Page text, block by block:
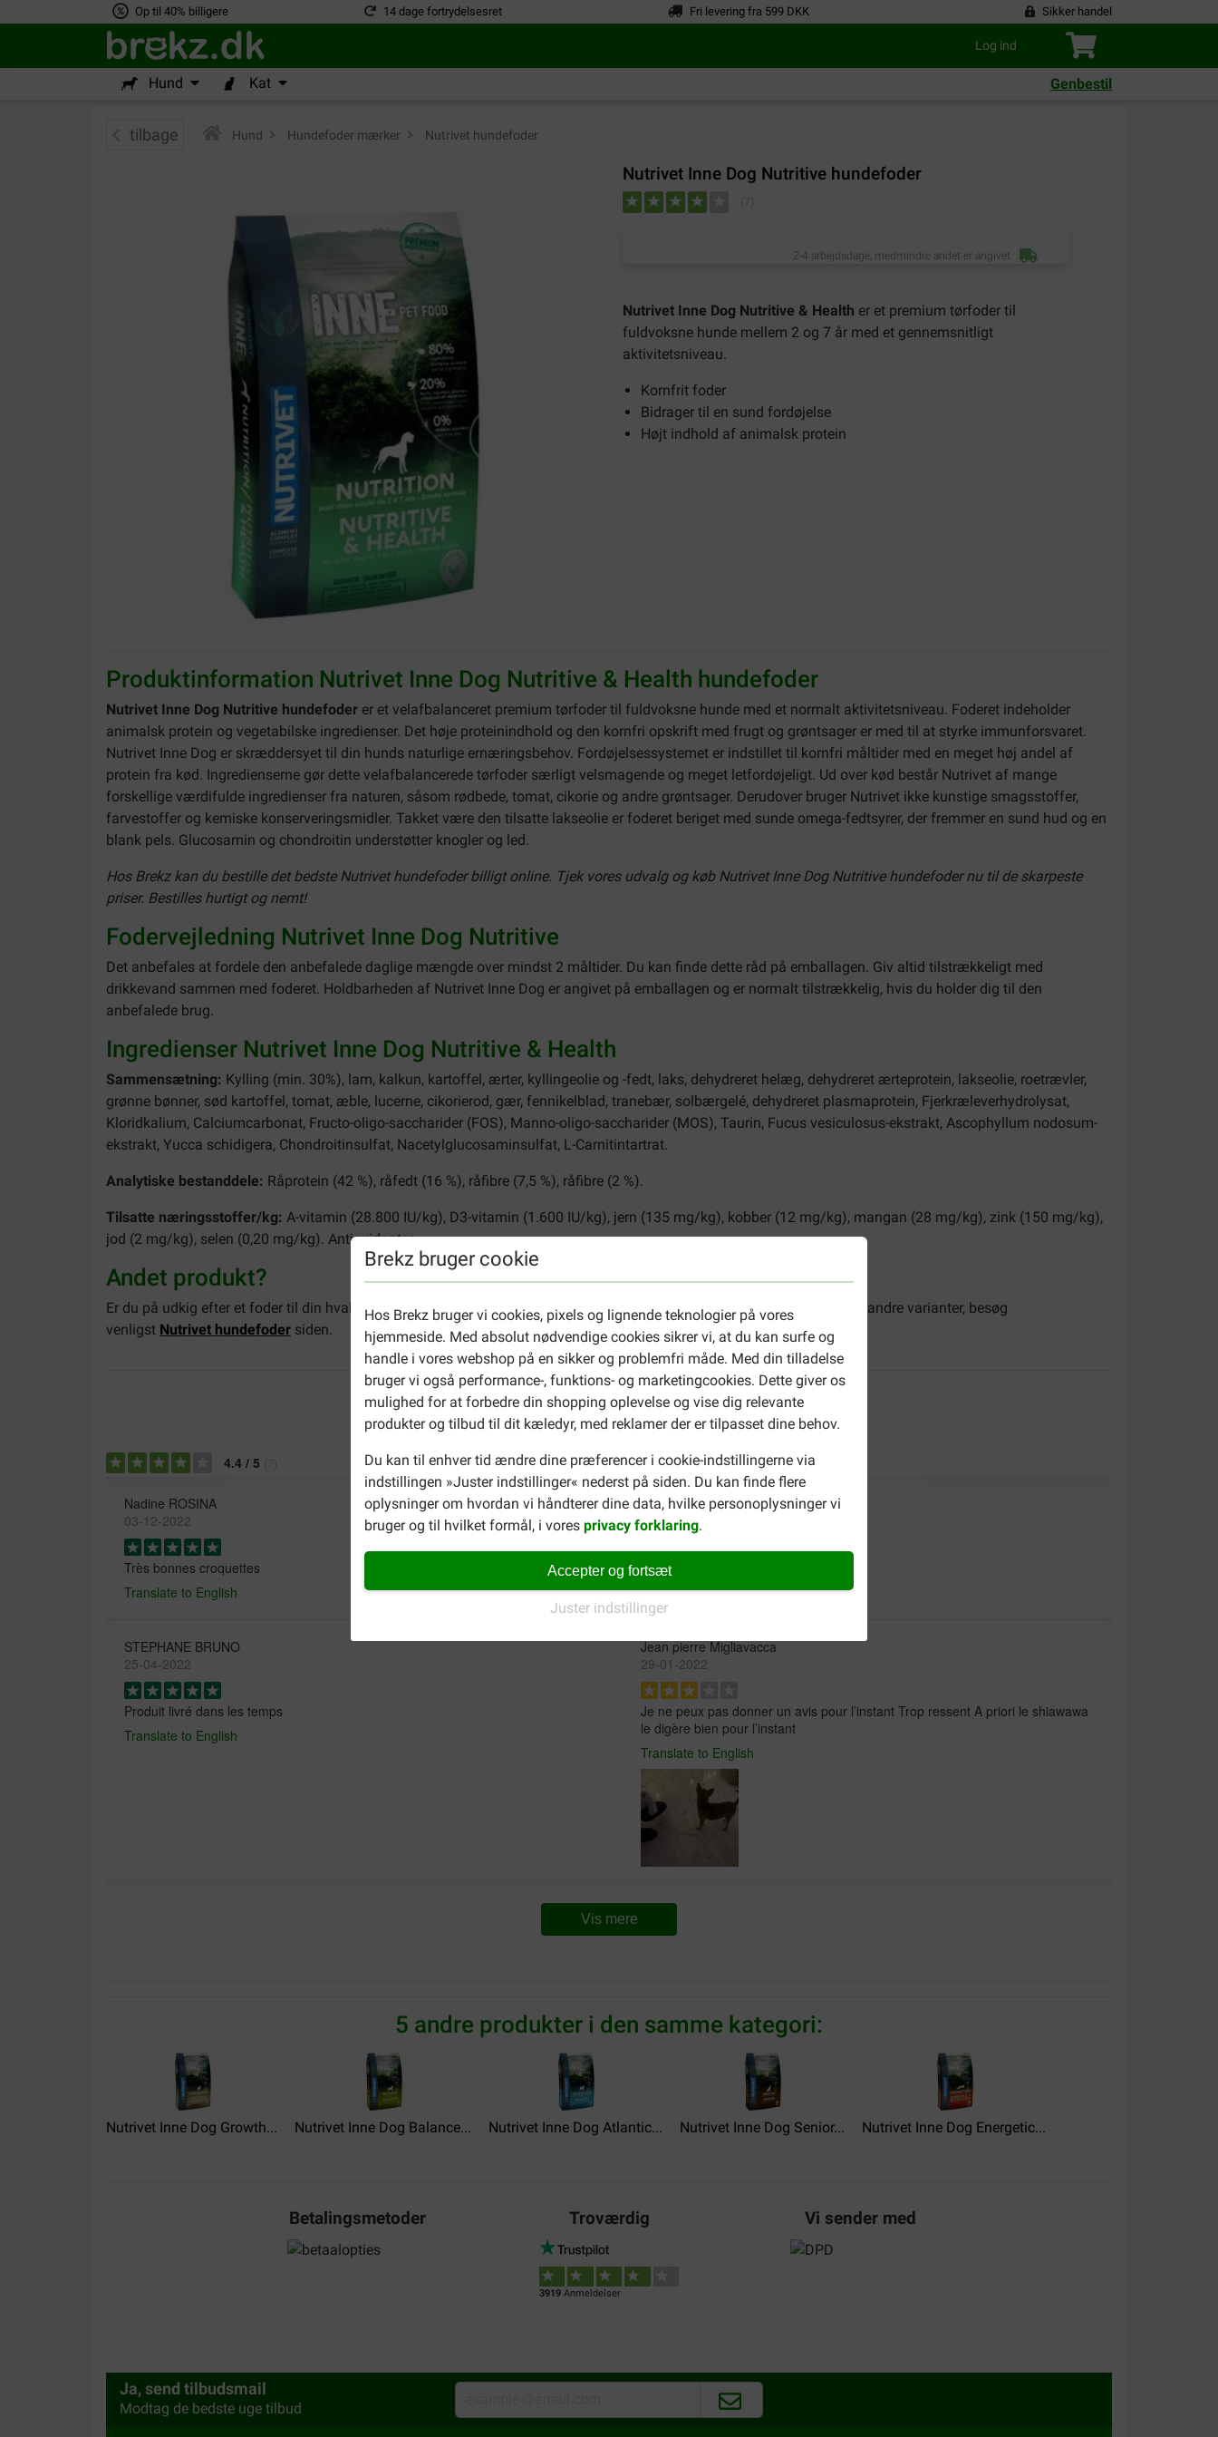
Op til 40% billigere 14 dage fortrydelsesret Fri levering fra 599 DKK Sikker handel
Log ind
Hund Kat Genbestil
Brekz bruger cookie
Hos Brekz bruger vi cookies, pixels og lignende teknologier på vores
hjemmeside. Med absolut nødvendige cookies sikrer vi, at du kan surfe og
handle i vores webshop på en sikker og problemfri måde. Med din tilladelse
bruger vi også performance-, funktions- og marketingcookies. Dette giver os
mulighed for at forbedre din shopping oplevelse og vise dig relevante
produkter og tilbud til dit kæledyr, med reklamer der er tilpasset dine behov.
Du kan til enhver tid ændre dine præferencer i cookie-indstillingerne via
indstillingen »Juster indstillinger« nederst på siden. Du kan finde flere
oplysninger om hvordan vi håndterer dine data, hvilke personoplysninger vi
bruger og til hvilket formål, i vores privacy forklaring.
Accepter og fortsæt
Juster indstillinger
tilbage Hund Hundefoder mærker Nutrivet hundefoder
Nutrivet Inne Dog Nutritive hundefoder
2-4 arbejdsdage, medmindre andet er angivet
Nutrivet Inne Dog Nutritive & Health er et premium tørfoder til
fuldvoksne hunde mellem 2 og 7 år med et gennemsnitligt
aktivitetsniveau.
Kornfrit foder
Bidrager til en sund fordøjelse
Højt indhold af animalsk protein
Produktinformation Nutrivet Inne Dog Nutritive & Health hundefoder
Nutrivet Inne Dog Nutritive hundefoder er et velafbalanceret premium tørfoder til fuldvoksne hunde med et normalt aktivitetsniveau. Foderet indeholder
animalsk protein og vegetabilske ingredienser. Det høje proteinindhold og den kornfri opskrift med frugt og grøntsager er med til at styrke immunforsvaret.
Nutrivet Inne Dog er skræddersyet til din hunds naturlige ernæringsbehov. Fordøjelsessystemet er indstillet til kornfri måltider med en meget høj andel af
protein fra kød. Ingredienserne gør dette velafbalancerede tørfoder særligt velsmagende og meget letfordøjeligt. Ud over kød består Nutrivet af mange
forskellige værdifulde ingredienser fra naturen, såsom rødbede, tomat, cikorie og andre grøntsager. Derudover bruger Nutrivet ikke kunstige smagsstoffer,
farvestoffer og kemiske konserveringsmidler. Takket være den tilsatte lakseolie er foderet beriget med sunde omega-fedtsyrer, der fremmer en sund hud og en
blank pels. Glucosamin og chondroitin understøtter knogler og led.
Hos Brekz kan du bestille det bedste Nutrivet hundefoder billigt online. Tjek vores udvalg og køb Nutrivet Inne Dog Nutritive hundefoder nu til de skarpeste
priser. Bestilles hurtigt og nemt!
Fodervejledning Nutrivet Inne Dog Nutritive
Det anbefales at fordele den anbefalede daglige mængde over mindst 2 måltider. Du kan finde dette råd på emballagen. Giv altid tilstrækkeligt med
drikkevand sammen med foderet. Holdbarheden af Nutrivet Inne Dog er angivet på emballagen og er normalt tilstrækkelig, hvis du holder dig til den
anbefalede brug.
Ingredienser Nutrivet Inne Dog Nutritive & Health
Sammensætning: Kylling (min. 30%), lam, kalkun, kartoffel, ærter, kyllingeolie og -fedt, laks, dehydreret helæg, dehydreret ærteprotein, lakseolie, roetrævler,
grønne bønner, sød kartoffel, tomat, æble, lucerne, cikorierod, gær, fennikelblad, tranebær, solbærgelé, dehydreret plasmaprotein, Fjerkræleverhydrolysat,
Kloridkalium, Calciumcarbonat, Fructo-oligo-saccharider (FOS), Manno-oligo-saccharider (MOS), Taurin, Fucus vesiculosus-ekstrakt, Ascophyllum nodosum-
ekstrakt, Yucca schidigera, Chondroitinsulfat, Nacetylglucosaminsulfat, L-Carnitintartrat.
Analytiske bestanddele: Råprotein (42 %), råfedt (16 %), råfibre (7,5 %), råfibre (2 %).
Tilsatte næringsstoffer/kg: A-vitamin (28.800 IU/kg), D3-vitamin (1.600 IU/kg), jern (135 mg/kg), kobber (12 mg/kg), mangan (28 mg/kg), zink (150 mg/kg),
jod (2 mg/kg), selen (0,20 mg/kg). Antioxidanter.
Andet produkt?
Er du på udkig efter et foder til din hvalp eller unghund? Så tag et kig påNutrivet Inne Dog Growth hundefoder
. For alle andre varianter, besøg
venligst Nutrivet hundefoder siden.
4.4 / 5
Nadine ROSINA
03-12-2022
Très bonnes croquettes
Translate to English
XXXXXXXXX
18-10-2022
Produkt sehr gut, Preis leider zu hoch.
Translate to English
STEPHANE BRUNO
25-04-2022
Produit livré dans les temps
Translate to English
Jean pierre Migliavacca
29-01-2022
Je ne peux pas donner un avis pour l’instant Trop ressent A priori le shiawawa
le digère bien pour l’instant
Translate to English
10-10-2020
virginie brun
27-11-2019
Bon produit rapport qualité prix.
Vis mere
5 andre produkter i den samme kategori:
Nutrivet Inne Dog Growth... Nutrivet Inne Dog Balance... Nutrivet Inne Dog Atlantic... Nutrivet Inne Dog Senior... Nutrivet Inne Dog Energetic...
Betalingsmetoder Troværdig
3919Anmeldelser
Vi sender med
Ja, send tilbudsmail
Modtag de bedste uge tilbud